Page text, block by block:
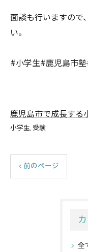
面談も行いますので
い。
#小学生#鹿児島市
鹿児島市で成長する
小学生 受験
< 前のページ
全